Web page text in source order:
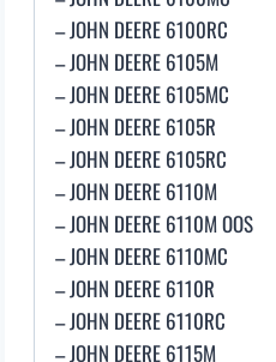
– JOHN DEERE 6100RC
– JOHN DEERE 6105M
– JOHN DEERE 6105MC
– JOHN DEERE 6105R
– JOHN DEERE 6105RC
– JOHN DEERE 6110M
– JOHN DEERE 6110M OOS
– JOHN DEERE 6110MC
– JOHN DEERE 6110R
– JOHN DEERE 6110RC
– JOHN DEERE 6115M